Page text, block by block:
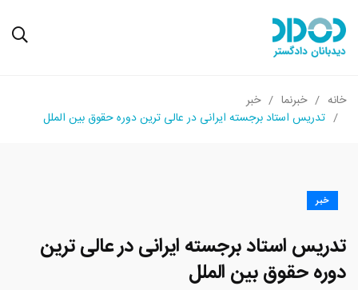
خانه خبرنما
خبر
تدریس استاد برجسته ایرانی در عالی ترین دوره حقوق بین الملل
خبر
تدریس استاد برجسته ایرانی در عالی ترین
دوره حقوق بین الملل